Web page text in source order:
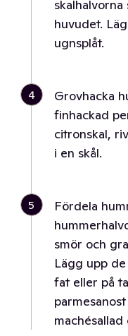
huvudet.
ugnsplåt.
4
Grovhacka
finhackad
citronskal,
i en skål.
5
Fördela
smör och
Lägg upp
fat eller på